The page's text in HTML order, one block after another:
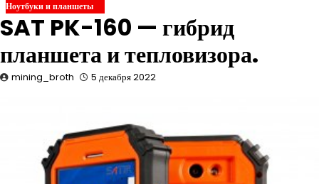
Ноутбуки и планшеты
SAT PK-160 — гибрид
планшета и тепловизора.
mining_broth 5 декабря 2022